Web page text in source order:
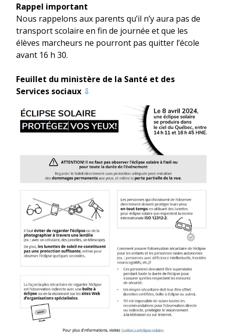
Rappel important
Nous rappelons aux parents qu’il n’y aura pas de
transport scolaire en fin de journée et que les
élèves marcheurs ne pourront pas quitter l’école
avant 16 h 30.
Feuillet du ministère de la Santé et des
Services sociaux ⇩